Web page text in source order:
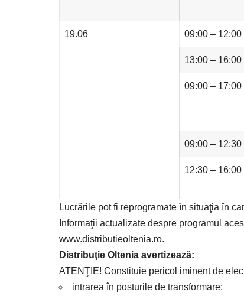
19.06 09:00 – 12:00
13:00 – 16:00
09:00 – 17:00
09:00 – 12:30
12:30 – 16:00
Lucrările pot fi reprogramate în situaţia în
Informaţii actualizate despre programul
www.distributieoltenia.ro.
Distribuţie Oltenia avertizează:
ATENŢIE! Constituie pericol iminent de
intrarea în posturile de transformare;